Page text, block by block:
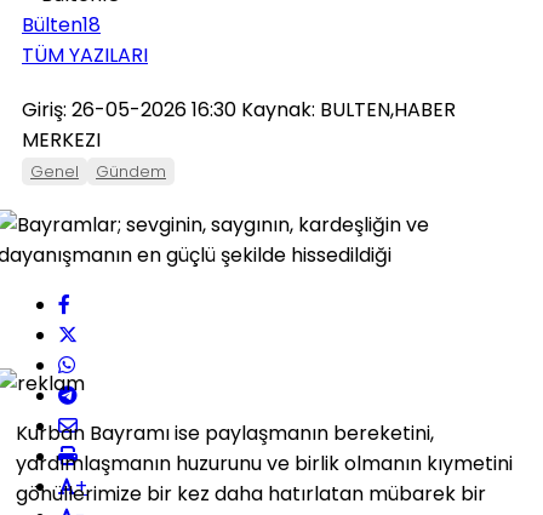
Bülten18
TÜM YAZILARI
Giriş: 26-05-2026 16:30 Kaynak: BULTEN,HABER
MERKEZI
Genel Gündem
+
Kurban Bayramıise paylaşmanın bereketini,
yardımlaşmanın huzurunu ve birlik olmanın kıymetini
gönüllerimize bir kez daha hatırlatan mübarek bir